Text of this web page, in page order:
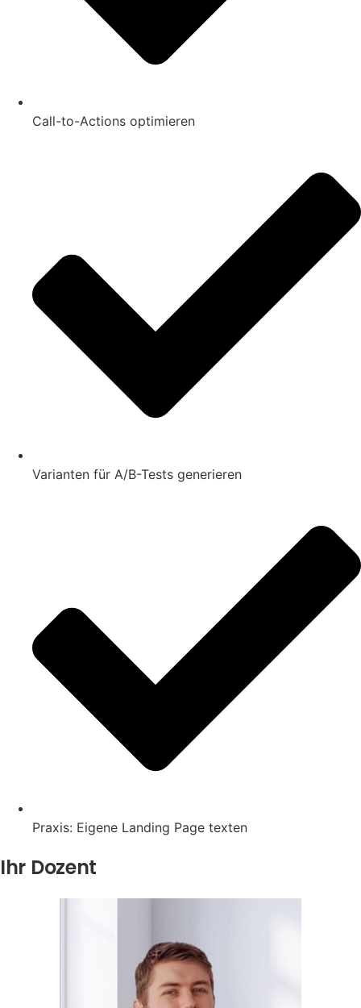
Call-to-Actions optimieren
Varianten für A/B-Tests generieren
Praxis: Eigene Landing Page texten
Ihr Dozent